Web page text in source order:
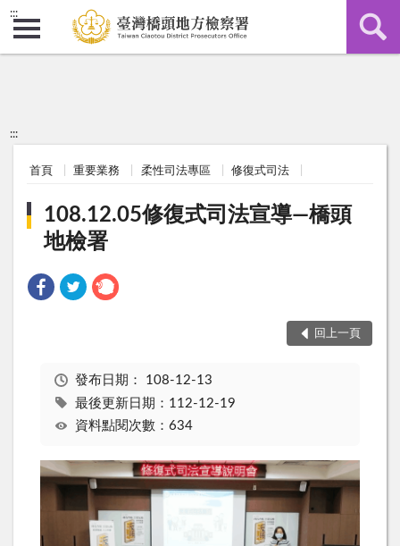
:::
:::
首頁 重要業務 柔性司法專區 修復式司法
108.12.05修復式司法宣導—橋頭
地檢署
回上一頁
發布日期： 108-12-13
最後更新日期：112-12-19
資料點閱次數：634